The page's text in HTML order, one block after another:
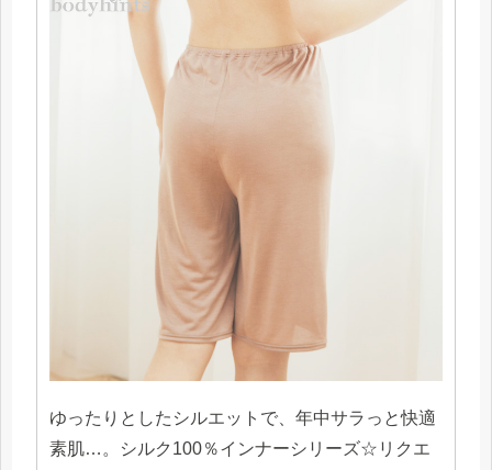
ゆったりとしたシルエットで、年中サラっと快適
素肌…。シルク100％インナーシリーズ☆リクエ